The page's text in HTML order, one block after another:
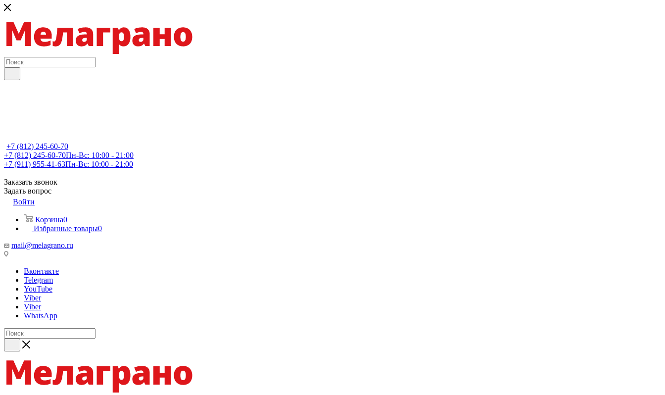
+7 (812) 245-60-70
+7 (812) 245-60-70Пн-Вс: 10:00 - 21:00
+7 (911) 955-41-63Пн-Вс: 10:00 - 21:00
Заказать звонок
Задать вопрос
Войти
Корзина0
Избранные товары0
mail@melagrano.ru
Вконтакте
Telegram
YouTube
Viber
Viber
WhatsApp